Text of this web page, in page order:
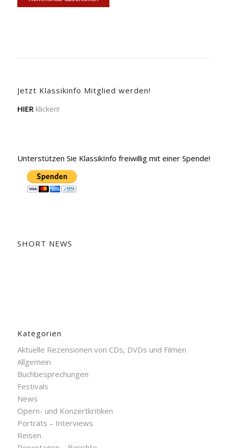
Jetzt Klassikinfo Mitglied werden!
HIERklicken!
Unterstützen Sie KlassikInfo freiwillig mit einer Spende!
SHORT NEWS
Kategorien
Aktuelle Rezensionen von CDs, DVDs und Filmen
Allgemein
Buchbesprechungen
Festivals
News
Opern- und Konzertkritiken
Porträts – Interviews
Reisen